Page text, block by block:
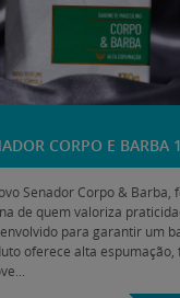
CORPO E BARBA
Senador Corpo & Barba,
de quem valoriza
para garantir um
oferece alta espumação,